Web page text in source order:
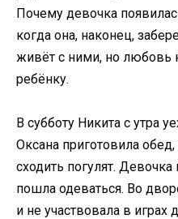
Почему девочка
когда она, наконец,
живёт с ними, но любовь
ребёнку.
В субботу Никита с утра
Оксана приготовила
сходить погулят.
пошла одеваться. Во
и не участвовала в играх